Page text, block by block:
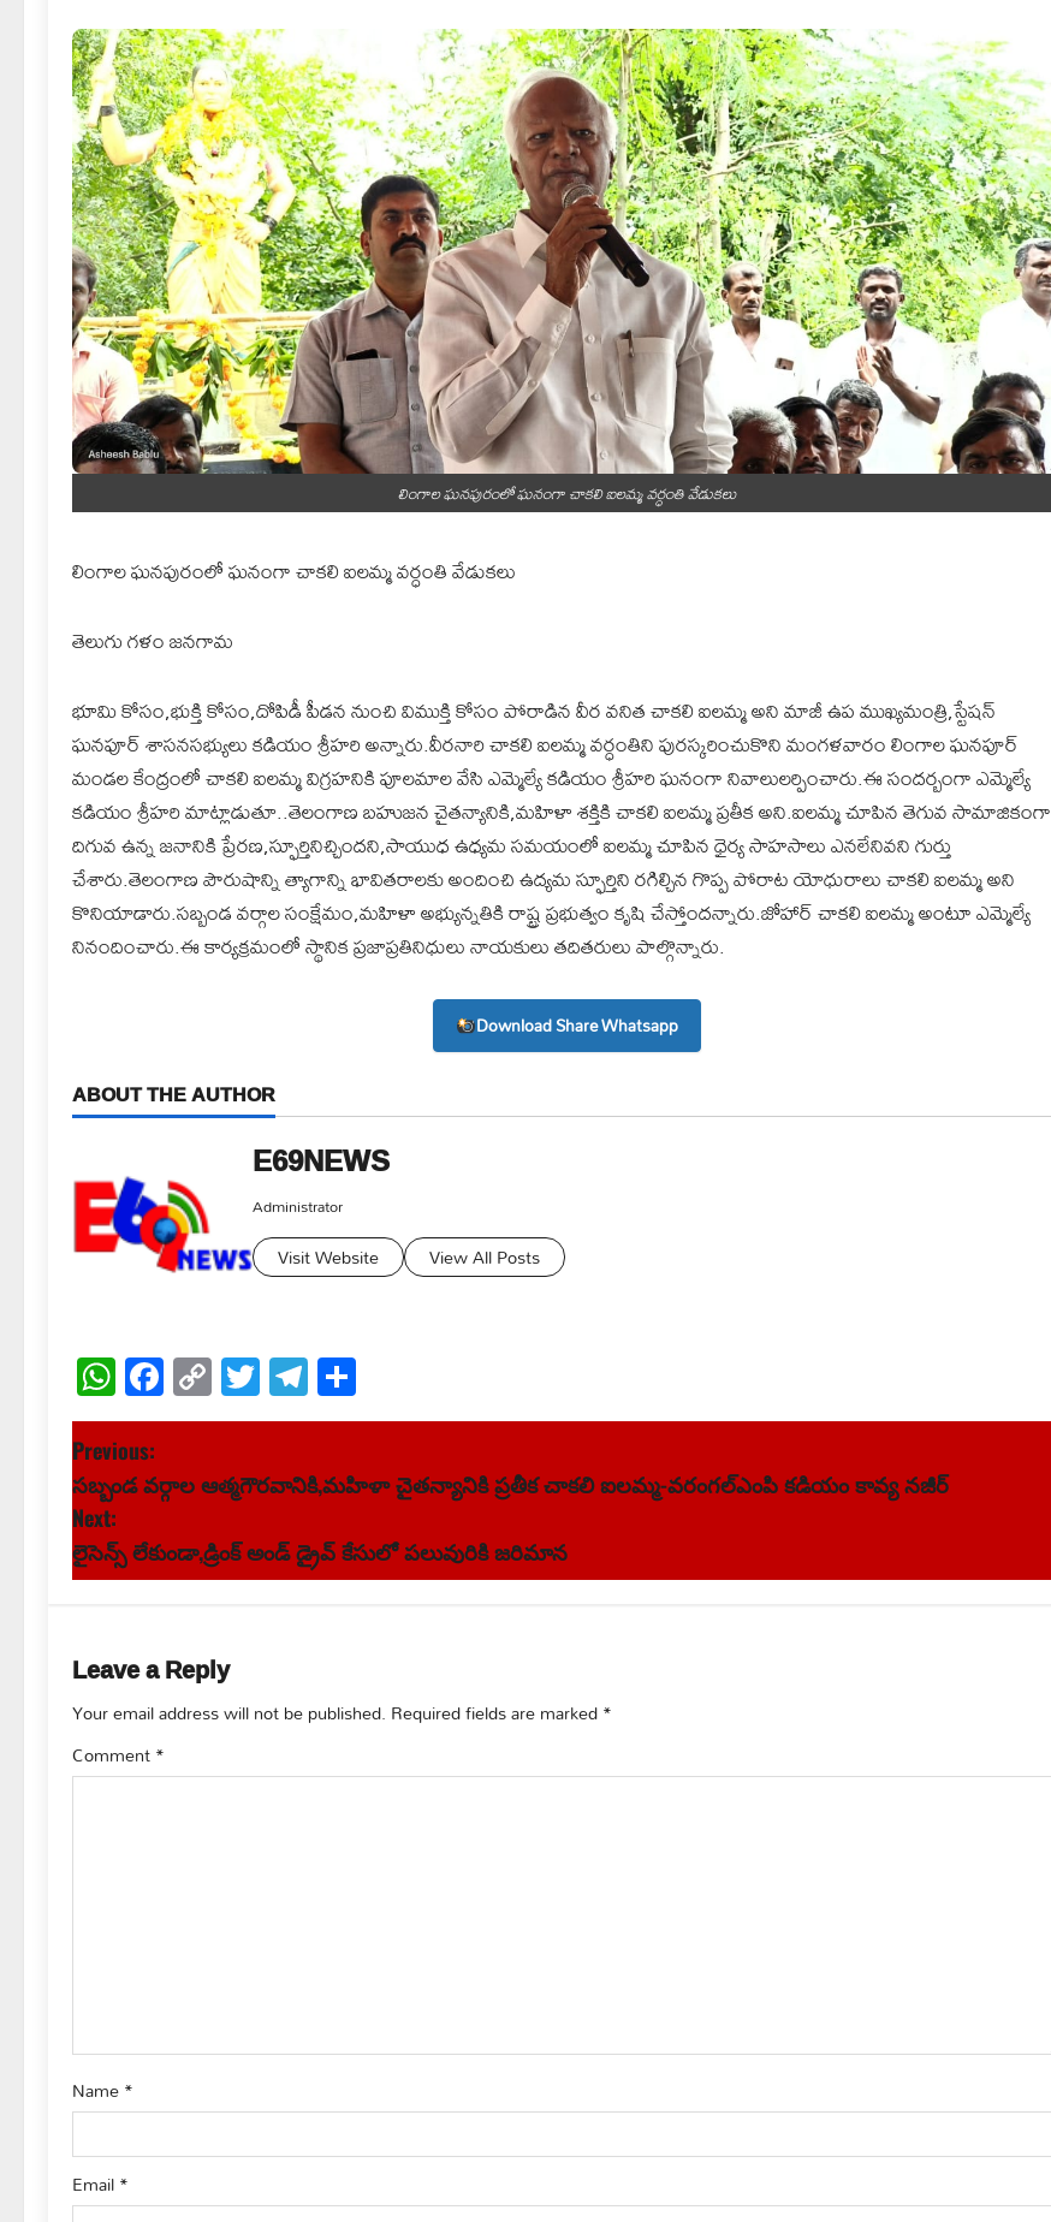
లింగాల ఘనపురంలో ఘనంగా చాకలి ఐలమ్మ వర్ధంతి వేడుకలు
లింగాల ఘనపురంలో ఘనంగా చాకలి ఐలమ్మ వర్ధంతి వేడుకలు
తెలుగు గళం జనగామ
భూమి కోసం,భుక్తి కోసం,దోపిడీ పీడన నుంచి విముక్తి కోసం పోరాడిన వీర వనిత చాకలి ఐలమ్మ అని మాజీ ఉప ముఖ్యమంత్రి,స్టేషన్
ఘనపూర్ శాసనసభ్యులు కడియం శ్రీహరి అన్నారు.వీరనారి చాక‌లి ఐల‌మ్మ వ‌ర్ధంతిని పురస్కరించుకొని మంగళవారం లింగాల ఘనపూర్
మండల కేంద్రంలో చాకలి ఐలమ్మ విగ్రహనికి పూలమాల వేసి ఎమ్మెల్యే కడియం శ్రీహరి ఘనంగా నివాలులర్పించారు.ఈ సందర్బంగా ఎమ్మెల్యే
కడియం శ్రీహరి మాట్లాడుతూ..తెలంగాణ బ‌హుజ‌న చైత‌న్యానికి,మ‌హిళా శ‌క్తికి చాక‌లి ఐల‌మ్మ ప్రతీక అని.ఐలమ్మ చూపిన తెగువ సామాజికంగా
దిగువ ఉన్న జనానికి ప్రేరణ,స్ఫూర్తినిచ్చిందని,సాయుధ ఉధ్యమ స‌మ‌యంలో ఐల‌మ్మ చూపిన ధైర్య సాహ‌సాలు ఎన‌లేనివని గుర్తు
చేశారు.తెలంగాణ పౌరుషాన్ని త్యాగాన్ని భావితరాలకు అందించి ఉద్యమ స్ఫూర్తిని రగిల్చిన గొప్ప పోరాట యోధురాలు చాకలి ఐలమ్మ అని
కొనియాడారు.స‌బ్బండ వ‌ర్గాల సంక్షేమం,మ‌హిళా అభ్యున్నతికి రాష్ట్ర ప్రభుత్వం కృషి చేస్తోంద‌న్నారు.జోహార్ చాకలి ఐలమ్మ అంటూ ఎమ్మెల్యే
నినందించారు.ఈ కార్యక్రమంలో స్థానిక ప్రజాప్రతినిధులు నాయకులు తదితరులు పాల్గొన్నారు.
Download Share Whatsapp
ABOUT THE AUTHOR
E69NEWS
Administrator
Visit Website View All Posts
WhatsApp
Facebook
Copy
Link
TwitterTelegram
P
o
s
n
a
v
o
n
Previous:
సబ్బండ వర్గాల ఆత్మగౌరవానికి,మహిళా చైతన్యానికి ప్రతీక చాకలి ఐలమ్మ-వరంగల్ఎంపి కడియం కావ్య నజీర్
Next:
లైసెన్స్ లేకుండా,డ్రింక్ అండ్ డ్రైవ్ కేసులో పలువురికి జరిమాన
Leave a Reply
Your email address will not be published. Required fields are marked*
Comment*
Name*
Email*